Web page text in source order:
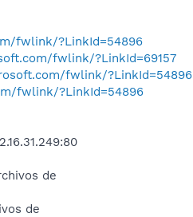
fwlink/?LinkId=54896
fwlink/?LinkId=69157
fwlink/?LinkId=54896
fwlink/?LinkId=54896
de
de